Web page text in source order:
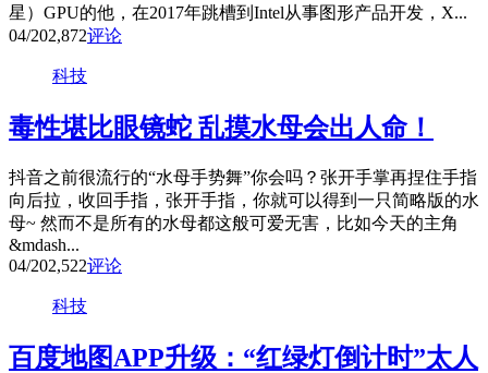
星）GPU的他，在2017年跳槽到Intel从事图形产品开发，X...
04/202,872评论
科技
毒性堪比眼镜蛇 乱摸水母会出人命！
抖音之前很流行的“水母手势舞”你会吗？张开手掌再捏住手指
向后拉，收回手指，张开手指，你就可以得到一只简略版的水
母~ 然而不是所有的水母都这般可爱无害，比如今天的主角
&mdash...
04/202,522评论
科技
百度地图APP升级：“红绿灯倒计时”太人